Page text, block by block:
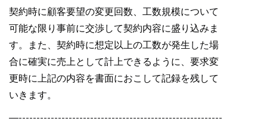
契約時に顧客要望の変更回数、工数規模について
可能な限り事前に交渉して契約内容に盛り込みま
す。また、契約時に想定以上の工数が発生した場
合に確実に売上として計上できるように、要求変
更時に上記の内容を書面におこして記録を残して
いきます。
—---------------------------------------------------------